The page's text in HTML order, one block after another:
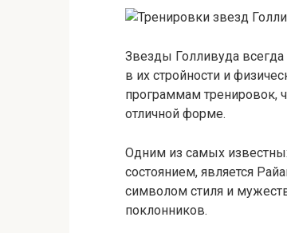
Звезды Голливуда
в их стройности и
программам тренировок,
отличной форме.
Одним из самых
состоянием, является
символом стиля и
поклонников.